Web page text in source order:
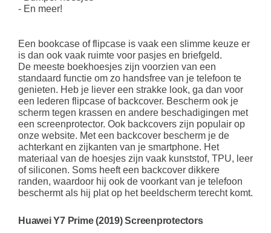
- En meer!
Een bookcase of flipcase is vaak een slimme keuze er
is dan ook vaak ruimte voor pasjes en briefgeld.
De meeste boekhoesjes zijn voorzien van een
standaard functie om zo handsfree van je telefoon te
genieten. Heb je liever een strakke look, ga dan voor
een lederen flipcase of backcover. Bescherm ook je
scherm tegen krassen en andere beschadigingen met
een screenprotector. Ook backcovers zijn populair op
onze website. Met een backcover bescherm je de
achterkant en zijkanten van je smartphone. Het
materiaal van de hoesjes zijn vaak kunststof, TPU, leer
of siliconen. Soms heeft een backcover dikkere
randen, waardoor hij ook de voorkant van je telefoon
beschermt als hij plat op het beeldscherm terecht komt.
Huawei Y7 Prime (2019) Screenprotectors